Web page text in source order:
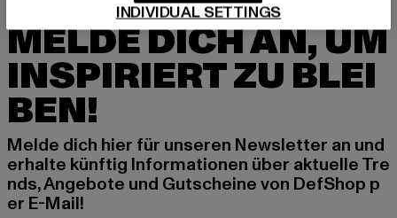
MELDE DICH AN, UM
INSPIRIERT ZU BLEI
BEN!
Melde dich hier für unseren Newsletter an und
erhalte künftig Informationen über aktuelle Tre
nds, Angebote und Gutscheine von DefShop p
er E-Mail!
INDIVIDUAL SETTINGS